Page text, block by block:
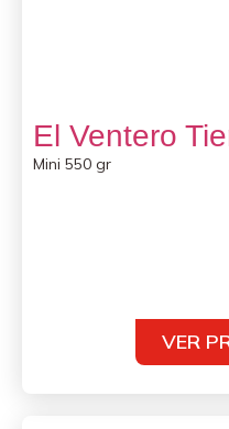
El Ventero
Mini 550 gr
VER